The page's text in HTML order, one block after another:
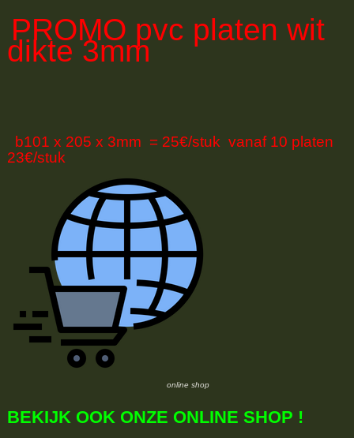
PROMO pvc platen wit
dikte 3mm
b101 x 205 x 3mm = 25€/stuk vanaf 10 platen
23€/stuk
online shop
BEKIJK OOK ONZE ONLINE SHOP !